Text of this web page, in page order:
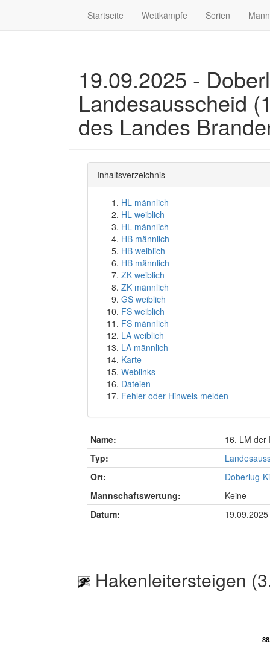
Startseite Wettkämpfe Serien
19.09.2025 -
Landesausscheid
des Landes
Inhaltsverzeichnis
HL männlich
HL weiblich
HL männlich
HB männlich
HB weiblich
HB männlich
ZK weiblich
ZK männlich
GS weiblich
FS weiblich
FS männlich
LA weiblich
LA männlich
Karte
Weblinks
Dateien
Fehler oder Hinweis melden
Name:
16. LM der
Typ:
Ort:
Doberlug-
Mannschaftswertung:
Keine
Datum:
19.09.2025
Hakenleitersteigen